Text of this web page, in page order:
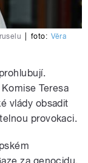
foto: Věra
Teresa
vlády obsadit
provokaci.